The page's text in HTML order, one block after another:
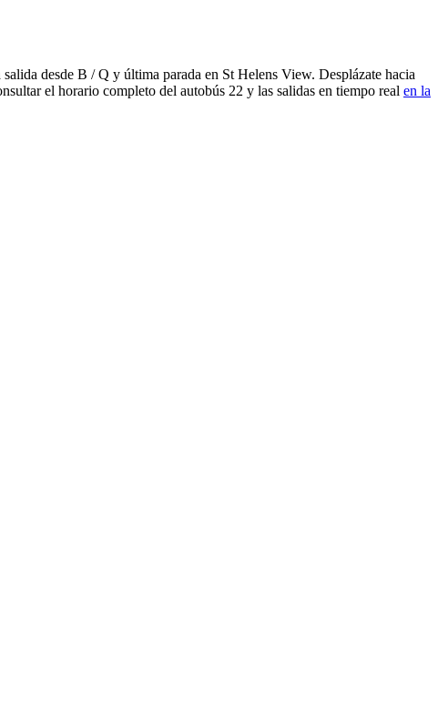
desde B / Q y última parada en St Helens View. Desplázate hacia
el horario completo del autobús 22 y las salidas en tiempo real en la